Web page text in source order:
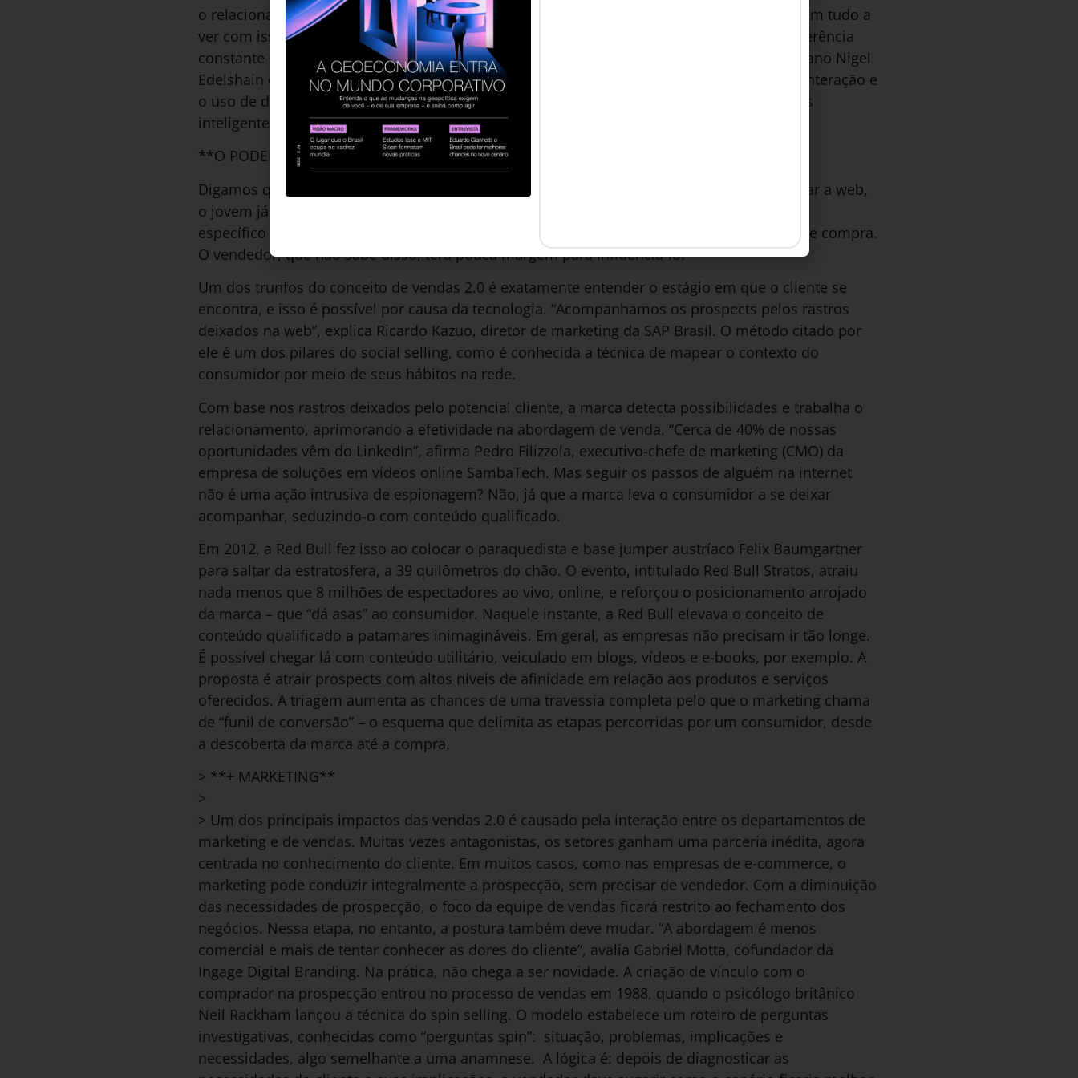
o relacionamento como receita para a prospecção. O surgimento da chamada “web 2.0” tem tudo a
ver com isso. A segunda geração da internet é marcada pelas redes sociais e por uma ingerência
constante dos receptores na formação dos conteúdos. Em 2006, o consultor norte-americano Nigel
Edelshain cunhou a expressão “vendas 2.0”, designando a técnica de utilizar esse tipo de interação e
o uso de dados online para conhecer o público e, assim, forjar um sistema comercial mais
inteligente. E isso só vem crescendo.
**O PODER DA INFORMAÇÃO**
Digamos que Rodrigo tenha realmente ido a um ponto de venda físico. Depois de vasculhar a web,
o jovem já optou por um par de tênis de determinada marca, com amortecimento duplo e
específico para a pisada pronada. Isto é, ele está em uma fase adiantada de sua jornada de compra.
O vendedor, que não sabe disso, terá pouca margem para influenciá-lo.
Um dos trunfos do conceito de vendas 2.0 é exatamente entender o estágio em que o cliente se
encontra, e isso é possível por causa da tecnologia. “Acompanhamos os prospects pelos rastros
deixados na web”, explica Ricardo Kazuo, diretor de marketing da SAP Brasil. O método citado por
ele é um dos pilares do social selling, como é conhecida a técnica de mapear o contexto do
consumidor por meio de seus hábitos na rede.
Com base nos rastros deixados pelo potencial cliente, a marca detecta possibilidades e trabalha o
relacionamento, aprimorando a efetividade na abordagem de venda. “Cerca de 40% de nossas
oportunidades vêm do LinkedIn”, afirma Pedro Filizzola, executivo-chefe de marketing (CMO) da
empresa de soluções em vídeos online SambaTech. Mas seguir os passos de alguém na internet
não é uma ação intrusiva de espionagem? Não, já que a marca leva o consumidor a se deixar
acompanhar, seduzindo-o com conteúdo qualificado.
Em 2012, a Red Bull fez isso ao colocar o paraquedista e base jumper austríaco Felix Baumgartner
para saltar da estratosfera, a 39 quilômetros do chão. O evento, intitulado Red Bull Stratos, atraiu
nada menos que 8 milhões de espectadores ao vivo, online, e reforçou o posicionamento arrojado
da marca – que “dá asas” ao consumidor. Naquele instante, a Red Bull elevava o conceito de
conteúdo qualificado a patamares inimagináveis. Em geral, as empresas não precisam ir tão longe.
É possível chegar lá com conteúdo utilitário, veiculado em blogs, vídeos e e-books, por exemplo. A
proposta é atrair prospects com altos níveis de afinidade em relação aos produtos e serviços
oferecidos. A triagem aumenta as chances de uma travessia completa pelo que o marketing chama
de “funil de conversão” – o esquema que delimita as etapas percorridas por um consumidor, desde
a descoberta da marca até a compra.
> **+ MARKETING**
>
> Um dos principais impactos das vendas 2.0 é causado pela interação entre os departamentos de
marketing e de vendas. Muitas vezes antagonistas, os setores ganham uma parceria inédita, agora
centrada no conhecimento do cliente. Em muitos casos, como nas empresas de e-commerce, o
marketing pode conduzir integralmente a prospecção, sem precisar de vendedor. Com a diminuição
das necessidades de prospecção, o foco da equipe de vendas ficará restrito ao fechamento dos
negócios. Nessa etapa, no entanto, a postura também deve mudar. “A abordagem é menos
comercial e mais de tentar conhecer as dores do cliente”, avalia Gabriel Motta, cofundador da
Ingage Digital Branding. Na prática, não chega a ser novidade. A criação de vínculo com o
comprador na prospecção entrou no processo de vendas em 1988, quando o psicólogo britânico
Neil Rackham lançou a técnica do spin selling. O modelo estabelece um roteiro de perguntas
investigativas, conhecidas como “perguntas spin”: situação, problemas, implicações e
necessidades, algo semelhante a uma anamnese. A lógica é: depois de diagnosticar as